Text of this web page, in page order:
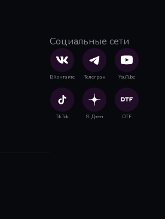
Социальные сети
ВКонтакте Телеграм YouTube
TikTok Я. Дзен DTF